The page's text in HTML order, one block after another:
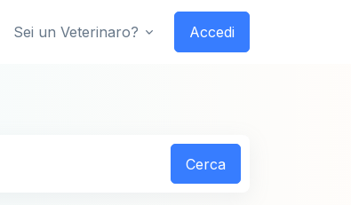
Sei un Veterinaro? Accedi
Cerca